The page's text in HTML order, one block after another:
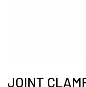
JOINT